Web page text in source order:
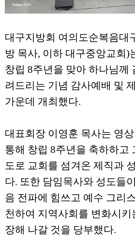
대구지방회 여의도순복음대
방 목사, 이하 대구중앙교회)
창립 8주년을 맞아 하나님께
려드리는 기념 감사예배 및
가운데 개최했다.
대표회장 이영훈 목사는 영
통해 창립 8주년을 축하하고
도로 교회를 섬겨온 제직과
다. 또한 담임목사와 성도들
음 전파에 힘쓰고 예수 그리
천하여 지역사회를 변화시키
장해 나갈 것을 당부했다.